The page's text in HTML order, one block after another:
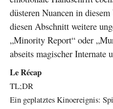
düsteren Nuancen in
diesen Abschnitt weitere
„Minority Report“ oder
abseits magischer Internate
Le Récap
TL;DR
Ein geplatztes Kinoereignis: